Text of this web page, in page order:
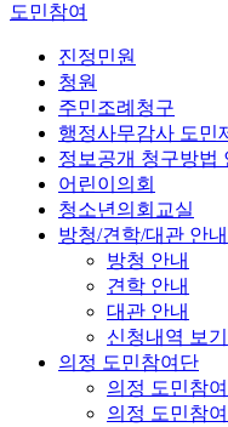
도민참여
진정민원
청원
주민조례청구
행정사무감사 도민
정보공개 청구방법
어린이의회
청소년의회교실
방청/견학/대관 안내
방청 안내
견학 안내
대관 안내
신청내역 보기
의정 도민참여단
의정 도민참
의정 도민참